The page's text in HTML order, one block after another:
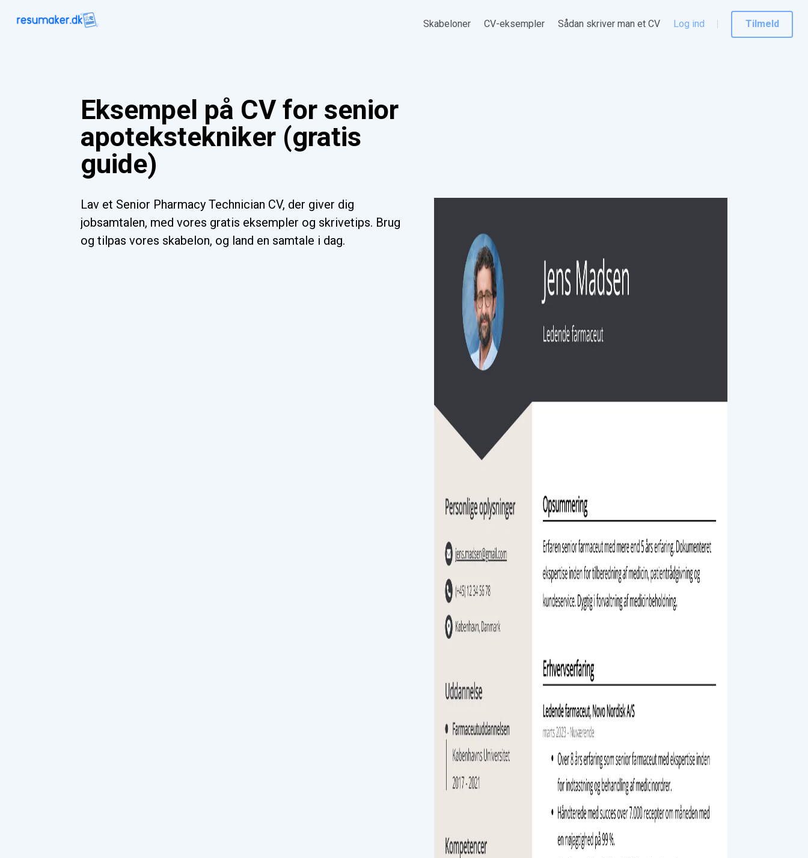
Skabeloner CV-eksempler Sådan skriver man et CV Log ind Tilmeld
Eksempel på CV for senior
apotekstekniker (gratis
guide)
Lav et Senior Pharmacy Technician CV, der giver dig
jobsamtalen, med vores gratis eksempler og skrivetips. Brug
og tilpas vores skabelon, og land en samtale i dag.